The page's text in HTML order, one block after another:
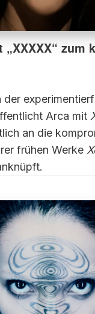
zum
der
Arca mit
an die
frühen Werke